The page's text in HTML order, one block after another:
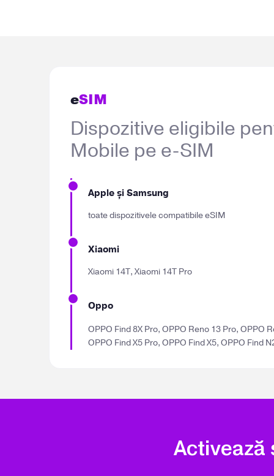
eSIM
Dispozitive eligibile
Mobile pe e-SIM
Apple și Samsung
toate dispozitivele compatibile eSIM
Xiaomi
Xiaomi 14T, Xiaomi 14T Pro
Oppo
OPPO Find 8X Pro, OPPO Reno 13 Pro, OPPO
OPPO Find X5 Pro, OPPO Find X5, OPPO Find